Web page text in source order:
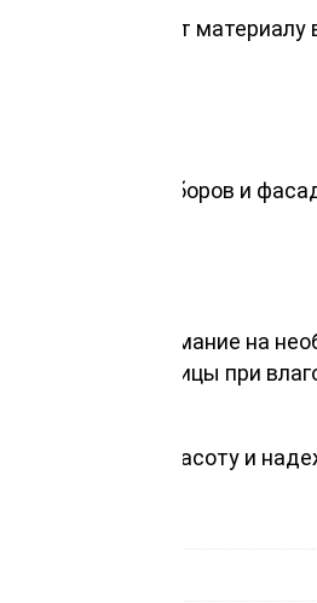
что позволяет материалу
обшивки заборов и
Обратите внимание на
лиственницы при
в красоту и